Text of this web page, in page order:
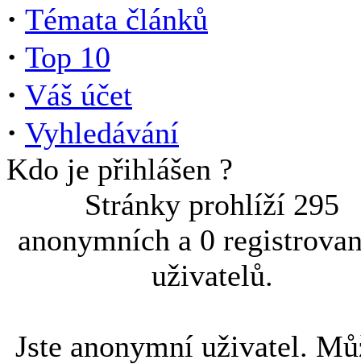
· Témata článků
· Top 10
· Váš účet
· Vyhledávání
Kdo je přihlášen ?
Stránky prohlíží 295
anonymních a 0
uživatelů.
Jste anonymní uživatel.